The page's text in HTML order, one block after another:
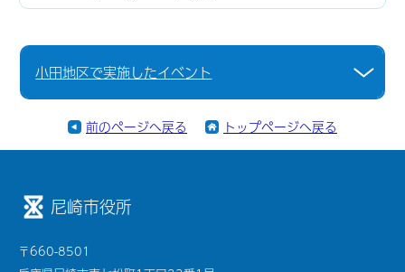
小田地区で実施したイベント
前のページへ戻る トップページへ戻る
尼崎市役所
〒660-8501